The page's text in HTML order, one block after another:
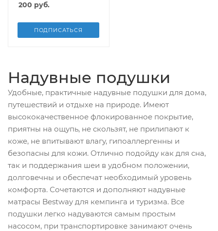
200 руб.
ПОДПИСАТЬСЯ
Надувные подушки
Удобные, практичные надувные подушки для дома,
путешествий и отдыхе на природе. Имеют
высококачественное флокированное покрытие,
приятны на ощупь, не скользят, не прилипают к
коже, не впитывают влагу, гипоаллергенны и
безопасны для кожи. Отлично подойду как для сна,
так и поддержания шеи в удобном положении,
долговечны и обеспечат необходимый уровень
комфорта. Сочетаются и дополняют надувные
матрасы Bestway для кемпинга и туризма. Все
подушки легко надуваются самым простым
насосом, при транспортировке занимают очень